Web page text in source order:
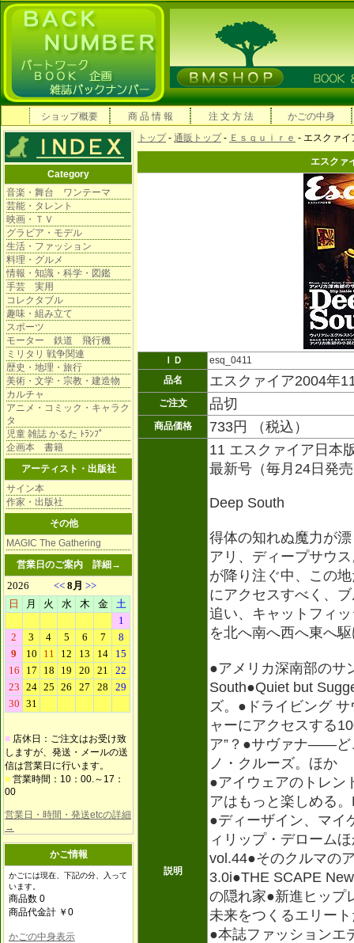
ショップ概要 商 品 情 報 注 文 方 法 かごの中身
Category
音楽・舞台 ワンテーマ
芸能・タレント
映画・ＴＶ
グラビア・モデル
生活・ファッション
料理・グルメ
情報・知識・科学・図鑑
手芸 実用
コレクタブル
趣味・組み立て
スポーツ
モーター 鉄道 飛行機
ミリタリ 戦争関連
歴史・地理・旅行
美術・文学・宗教・建造物
カルチャ
アニメ・コミック・キャラク
タ
児童 雑誌 かるた ﾄﾗﾝﾌﾟ
企画本 書籍
アーティスト・出版社
サイン本
作家・出版社
その他
MAGIC The Gathering
営業日のご案内 詳細→
■ 店休日：ご注文はお受け致
しますが、発送・メールの送
信は営業日に行います。
■ 営業時間：10：00.～17：
00
営業日・時間・発送etcの詳細
→
かご情報
かごには現在、下記の分、入って
います。
商品数 0
商品代金計 ￥0
かごの中身表示
トップ- 通販トップ- Ｅｓｑｕｉｒｅ - エスクァ
エスクァ
ＩＤ
esq_0411
品名
エスクァイア2004年
ご注文 品切
商品価格 733円 （税込）
説明
11 エスクァイア日本
最新号（毎月24日発
Deep South
得体の知れぬ魔力が
アリ、ディープサウ
が降り注ぐ中、この
にアクセスすべく、
追い、キャットフィ
を北へ南へ西へ東へ
●アメリカ深南部のサ
South●Quiet but
ズ。●ドライビング
ャーにアクセスする
ア”？●サヴァナ――ど
ノ・クルーズ。ほか
●アイウェアのトレン
アはもっと楽しめる
●ディーザイン、マイ
ィリップ・デローム
vol.44●そのクルマの
3.0i●THE SCAPE
の隠れ家●新進ヒップ
未来をつくるエリー
●本誌ファッションエ